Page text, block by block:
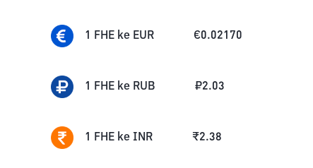
1 FHE ke EUR €0.02170
1 FHE ke RUB ₽2.03
1 FHE ke INR ₹2.38